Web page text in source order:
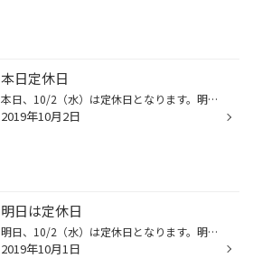
本日定休日
本日、10/2（水）は定休日となります。明日10/3（木）は通常営業致します。 タグ：熊谷 行田 鴻巣 タイヤ オイル バッテリーなど
2019年10月2日
明日は定休日
明日、10/2（水）は定休日となります。明後日10/3(木）は通常営業致します。 タグ：熊谷 行田 鴻巣 タイヤ オイル バッテリーなど
2019年10月1日